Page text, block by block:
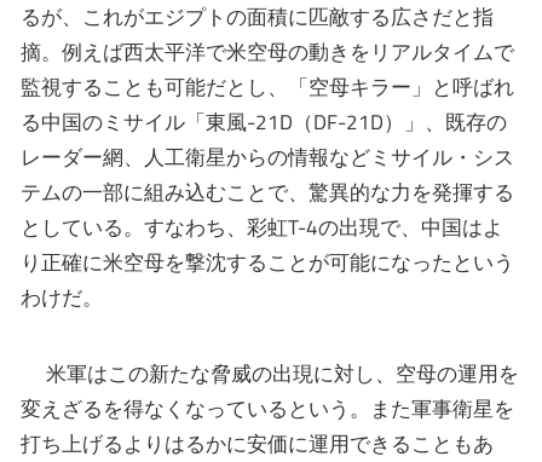
るが、これがエジプトの面積に匹敵する広さだと指
摘。例えば西太平洋で米空母の動きをリアルタイムで
監視することも可能だとし、「空母キラー」と呼ばれ
る中国のミサイル「東風-21D（DF-21D）」、既存の
レーダー網、人工衛星からの情報などミサイル・シス
テムの一部に組み込むことで、驚異的な力を発揮する
としている。すなわち、彩虹T-4の出現で、中国はよ
り正確に米空母を撃沈することが可能になったという
わけだ。
米軍はこの新たな脅威の出現に対し、空母の運用を
変えざるを得なくなっているという。また軍事衛星を
打ち上げるよりはるかに安価に運用できることもあ